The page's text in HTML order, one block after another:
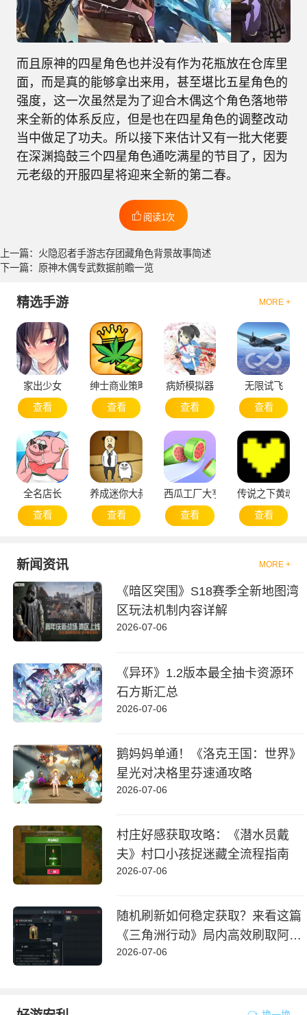
而且原神的四星角色也并没有作为花瓶放在仓库里
面，而是真的能够拿出来用，甚至堪比五星角色的
强度，这一次虽然是为了迎合木偶这个角色落地带
来全新的体系反应，但是也在四星角色的调整改动
当中做足了功夫。所以接下来估计又有一批大佬要
在深渊捣鼓三个四星角色通吃满星的节目了，因为
元老级的开服四星将迎来全新的第二春。
阅读1次
上一篇：火隐忍者手游志存团藏角色背景故事简述
下一篇：原神木偶专武数据前瞻一览
精选手游 MORE +
家出少女
查看
绅士商业策略
查看
病娇模拟器
查看
无限试飞
查看
全名店长
查看
养成迷你大叔
查看
西瓜工厂大亨
查看
传说之下黄魂
查看
新闻资讯 MORE +
《暗区突围》S18赛季全新地图湾
区玩法机制内容详解
2026-07-06
《异环》1.2版本最全抽卡资源环
石方斯汇总
2026-07-06
鹅妈妈单通！《洛克王国：世界》
星光对决格里芬速通攻略
2026-07-06
村庄好感获取攻略：《潜水员戴
夫》村口小孩捉迷藏全流程指南
2026-07-06
随机刷新如何稳定获取？来看这篇
《三角洲行动》局内高效刷取阿萨
拉牌盒指南
2026-07-06